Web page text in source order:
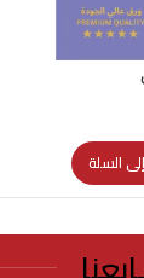
السلة